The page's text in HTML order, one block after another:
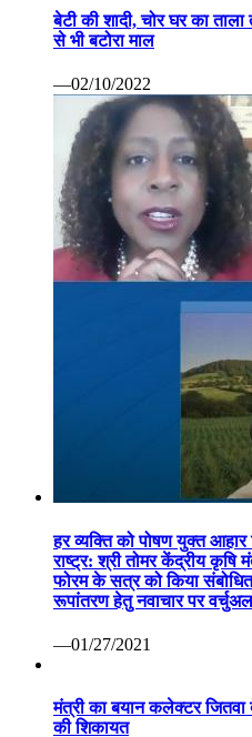
बेटी की शादी, चोर घर का
से भी बटोरा माल
—02/10/2022
हर व्यक्ति को पोषण युक्त
राष्ट्र: श्री तोमर केंद्रीय कृषि
फोरम के सत्र को किया
रूपांतरण हेतु नवाचार पर
—01/27/2021
मंत्री का बयान कलेक्टर
की शिकायत